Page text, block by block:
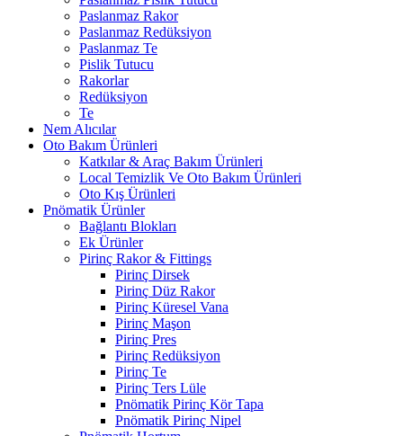
Paslanmaz Rakor
Paslanmaz Redüksiyon
Paslanmaz Te
Pislik Tutucu
Rakorlar
Redüksiyon
Te
Nem Alıcılar
Oto Bakım Ürünleri
Katkılar & Araç Bakım Ürünleri
Local Temizlik Ve Oto Bakım Ürünleri
Oto Kış Ürünleri
Pnömatik Ürünler
Bağlantı Blokları
Ek Ürünler
Pirinç Rakor & Fittings
Pirinç Dirsek
Pirinç Düz Rakor
Pirinç Küresel Vana
Pirinç Maşon
Pirinç Pres
Pirinç Redüksiyon
Pirinç Te
Pirinç Ters Lüle
Pnömatik Pirinç Kör Tapa
Pnömatik Pirinç Nipel